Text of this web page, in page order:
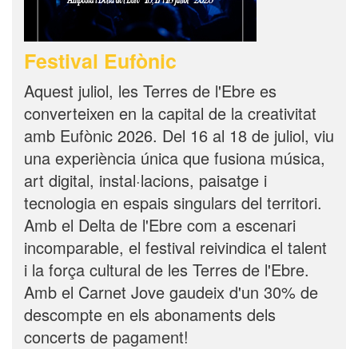
Festival Eufònic
Aquest juliol, les Terres de l'Ebre es
converteixen en la capital de la creativitat
amb Eufònic 2026. Del 16 al 18 de juliol, viu
una experiència única que fusiona música,
art digital, instal·lacions, paisatge i
tecnologia en espais singulars del territori.
Amb el Delta de l'Ebre com a escenari
incomparable, el festival reivindica el talent
i la força cultural de les Terres de l'Ebre.
Amb el Carnet Jove gaudeix d'un 30% de
descompte en els abonaments dels
concerts de pagament!